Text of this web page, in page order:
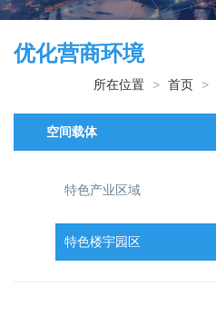
转
优化营商环境
所在位置 首页
空间载体
特色产业区域
特色楼宇园区